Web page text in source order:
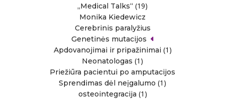
„Medical Talks“ (19)
Monika Kiedewicz
Cerebrinis paralyžius
Genetinės mutacijos
Apdovanojimai ir pripažinimai (1)
Neonatologas (1)
Priežiūra pacientui po amputacijos
Sprendimas dėl neįgalumo (1)
osteointegracija (1)